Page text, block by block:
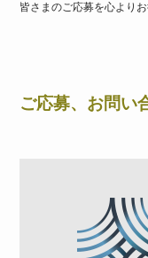
皆さまのご応募を心より
ご応募、お問い